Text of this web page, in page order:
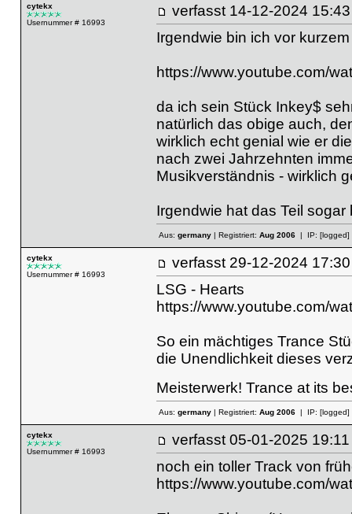
cytekx
Usernummer # 16993
verfasst 14-12-2024
Irgendwie bin ich vor
https://www.youtube.com/
da ich sein Stück Inkey$
natürlich das obige auch,
wirklich echt genial wie er
nach zwei Jahrzehnten
Musikverständnis - wirklich
Irgendwie hat das Teil
Aus: germany| Registriert: Aug 2006| IP: [logged]
cytekx
Usernummer # 16993
verfasst 29-12-2024
LSG - Hearts
https://www.youtube.com/
So ein mächtiges Trance
die Unendlichkeit dieses
Meisterwerk! Trance at its
Aus: germany| Registriert: Aug 2006| IP: [logged]
cytekx
Usernummer # 16993
verfasst 05-01-2025
noch ein toller Track von
https://www.youtube.com/